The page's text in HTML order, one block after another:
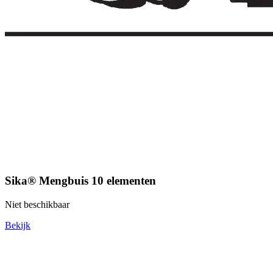
Sika® Mengbuis 10 elementen
Niet beschikbaar
Bekijk